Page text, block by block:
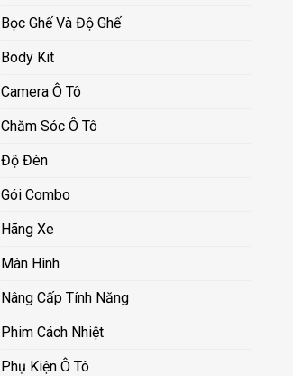
Bọc Ghế Và Độ Ghế
Body Kit
Camera Ô Tô
Chăm Sóc Ô Tô
Độ Đèn
Gói Combo
Hãng Xe
Màn Hình
Nâng Cấp Tính Năng
Phim Cách Nhiệt
Phụ Kiện Ô Tô